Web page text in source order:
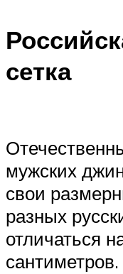
сетка
мужских
свои
разных
отличаться
сантиметров.